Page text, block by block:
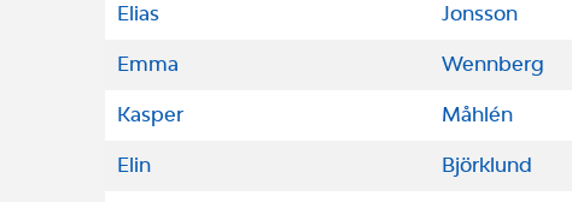
Elias Jonsson
Emma Wennberg
Kasper Måhlén
Elin Björklund